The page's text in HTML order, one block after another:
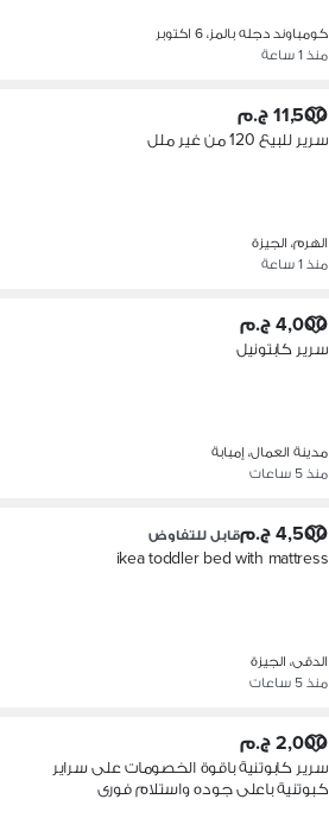
كومباوند دجله بالمز، 6 اكتوبر
منذ 1 ساعة
11,500 ج.م
سرير للبيع 120 من غير ملل
الهرم، الجيزة
منذ 1 ساعة
4,000 ج.م
سرير كابتونيل
مدينة العمال، إمبابة
منذ 5 ساعات
4,500 ج.م قابل للتفاوض
ikea toddler bed with mattress
الدقى، الجيزة
منذ 5 ساعات
2,000 ج.م
سرير كابوتنية باقوة الخصومات على سراير
كبوتنية باعلى جوده واستلام فورى